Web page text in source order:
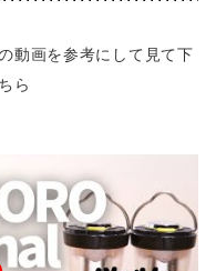
動画を参考にして見て下
ら